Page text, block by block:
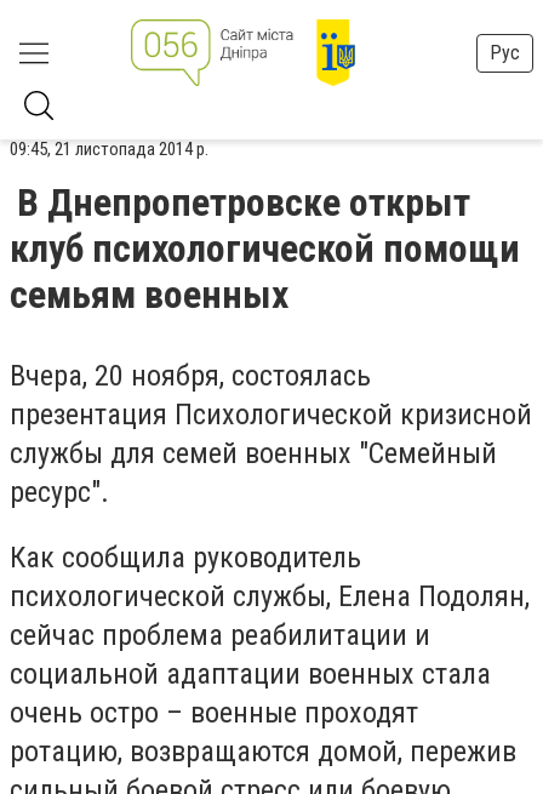
Рус
09:45, 21 листопада 2014 р.
В Днепропетровске открыт
клуб психологической помощи
семьям военных
Вчера, 20 ноября, состоялась
презентация Психологической кризисной
службы для семей военных "Семейный
ресурс".
Как сообщила руководитель
психологической службы, Елена Подолян,
сейчас проблема реабилитации и
социальной адаптации военных стала
очень остро – военные проходят
ротацию, возвращаются домой, пережив